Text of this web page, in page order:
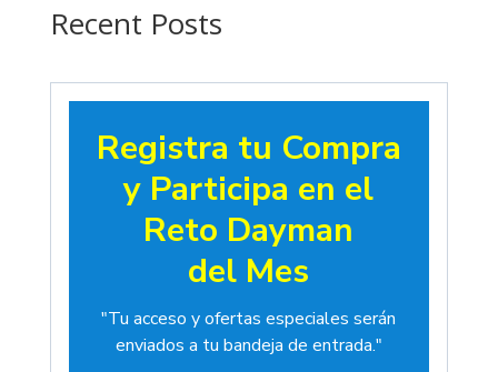
Recent Posts
Registra tu Compra
y Participa en el
Reto Dayman
del Mes
"Tu acceso y ofertas especiales serán
enviados a tu bandeja de entrada."